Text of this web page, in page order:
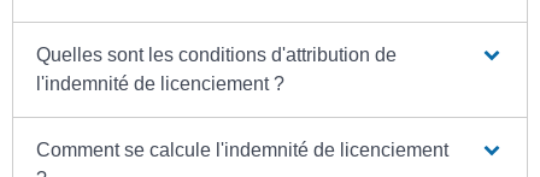
Quelles sont les conditions d'attribution de
l'indemnité de licenciement ?
Comment se calcule l'indemnité de licenciement